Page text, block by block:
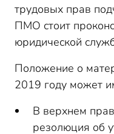
трудовых прав
ПМО стоит
юридической
Положение о
2019 году может
В верхнем
резолюция об